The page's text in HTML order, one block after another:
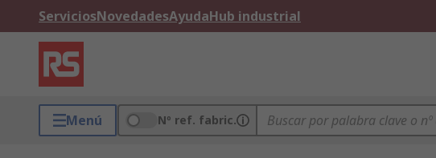
ServiciosNovedadesAyudaHub industrial
Menú Nº ref. fabric.